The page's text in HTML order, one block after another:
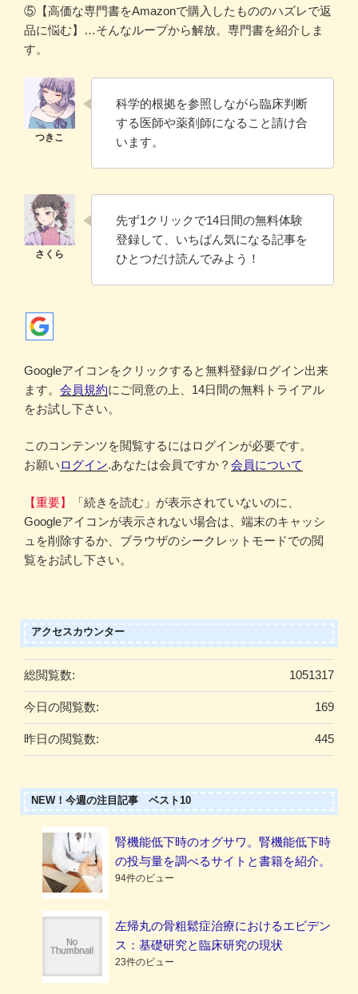
⑤【高価な専門書をAmazonで購入したもののハズレで返
品に悩む】…そんなループから解放。専門書を紹介しま
す。
科学的根拠を参照しながら臨床判断
する医師や薬剤師になること請け合
います。
先ず1クリックで14日間の無料体験
登録して、いちばん気になる記事を
ひとつだけ読んでみよう！
Googleアイコンをクリックすると無料登録/ログイン出来
ます。 会員規約にご同意の上、14日間の無料トライアル
をお試し下さい。
このコンテンツを閲覧するにはログインが必要です。
お願いログイン.あなたは会員ですか？ 会員について
【重要】
「続きを読む」が表示されていないのに、
Googleアイコンが表示されない場合は、端末のキャッシ
ュを削除するか、ブラウザのシークレットモードでの閲
覧をお試し下さい。
アクセスカウンター
1051317
総閲覧数:
169
今日の閲覧数:
445
昨日の閲覧数:
NEW！今週の注目記事 ベスト10
腎機能低下時のオグサワ。腎機能低下時
の投与量を調べるサイトと書籍を紹介。
94件のビュー
左帰丸の骨粗鬆症治療におけるエビデン
ス：基礎研究と臨床研究の現状
23件のビュー